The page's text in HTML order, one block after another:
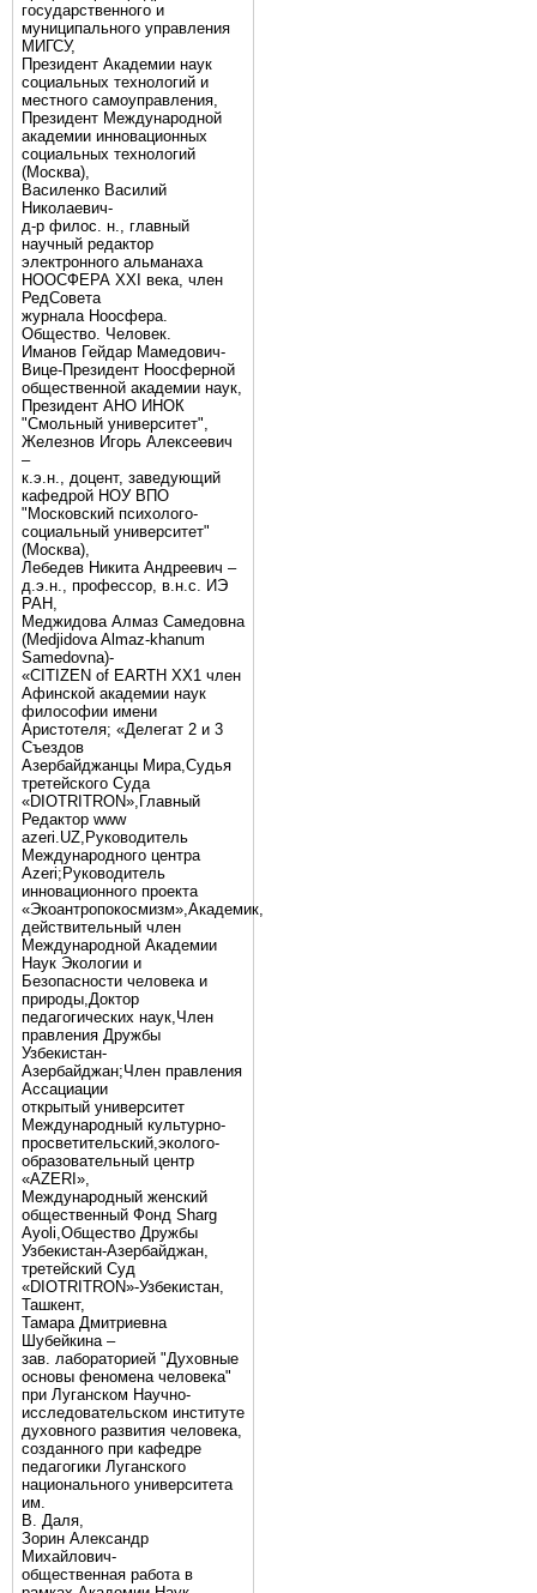
государственного и
муниципального управления
МИГСУ,
Президент Академии наук
социальных технологий и
местного самоуправления,
Президент Международной
академии инновационных
социальных технологий
(Москва),
Василенко Василий
Николаевич-
д-р филос. н., главный
научный редактор
электронного альманаха
НООСФЕРА XXI века, член
РедСовета
журнала Ноосфера.
Общество. Человек.
Иманов Гейдар Мамедович-
Вице-Президент Ноосферной
общественной академии наук,
Президент АНО ИНОК
"Смольный университет",
Железнов Игорь Алексеевич
–
к.э.н., доцент, заведующий
кафедрой НОУ ВПО
"Московский психолого-
социальный университет"
(Москва),
Лебедев Никита Андреевич –
д.э.н., профессор, в.н.с. ИЭ
РАН,
Меджидова Алмаз Самедовна
(Medjidova Almaz-khanum
Samedovna)-
«CITIZEN of EARTH XX1 член
Афинской академии наук
философии имени
Аристотеля; «Делегат 2 и 3
Съездов
Азербайджанцы Мира,Судья
третейского Суда
«DIOTRITRON»,Главный
Редактор www
azeri.UZ,Руководитель
Международного центра
Аzeri;Руководитель
инновационного проекта
«Экоантропокосмизм»,Академик,
действительный член
Международной Академии
Наук Экологии и
Безопасности человека и
природы,Доктор
педагогических наук,Член
правления Дружбы
Узбекистан-
Азербайджан;Член правления
Ассациации
открытый университет
Международный культурно-
просветительский,эколого-
образовательный центр
«AZERI»,
Mеждународный женский
общественный Фонд Sharg
Аyoli,Общество Дружбы
Узбекистан-Азербайджан,
третейский Суд
«DIOTRITRON»-Узбекистан,
Ташкент,
Тамара Дмитриевна
Шубейкина –
зав. лабораторией "Духовные
основы феномена человека"
при Луганском Научно-
исследовательском институте
духовного развития человека,
созданного при кафедре
педагогики Луганского
национального университета
им.
В. Даля,
Зорин Александр
Михайлович-
общественная работа в